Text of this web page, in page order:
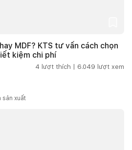
MDF? KTS tư vấn cách chọn
kiệm chi phí
4 lượt thích | 6.049 lượt xem
sản xuất